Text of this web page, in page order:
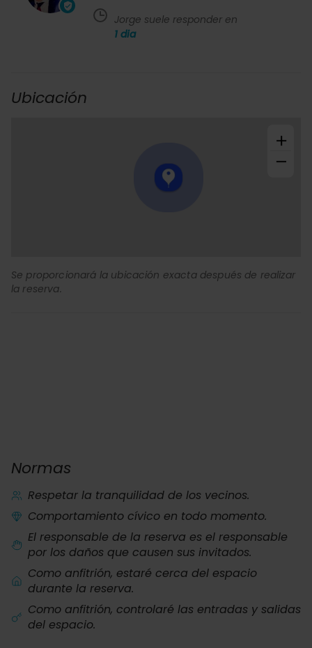
Jorge suele responder en
1 dia
Ubicación
+
−
Se proporcionará la ubicación exacta después de realizar
la reserva.
Normas
Respetar la tranquilidad de los vecinos.
Comportamiento cívico en todo momento.
El responsable de la reserva es el responsable
por los daños que causen sus invitados.
Como anfitrión, estaré cerca del espacio
durante la reserva.
Como anfitrión, controlaré las entradas y salidas
del espacio.